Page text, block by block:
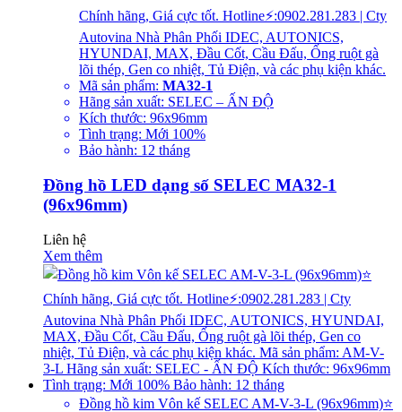
Chính hãng, Giá cực tốt. Hotline⚡:0902.281.283 | Cty
Autovina Nhà Phân Phối IDEC, AUTONICS,
HYUNDAI, MAX, Đầu Cốt, Cầu Đấu, Ống ruột gà
lõi thép, Gen co nhiệt, Tủ Điện, và các phụ kiện khác.
Mã sản phẩm: MA32-1
Hãng sản xuất: SELEC – ẤN ĐỘ
Kích thước: 96x96mm
Tình trạng: Mới 100%
Bảo hành: 12 tháng
Đồng hồ LED dạng số SELEC MA32-1
(96x96mm)
Liên hệ
Xem thêm
Đồng hồ kim Vôn kế SELEC AM-V-3-L (96x96mm)⭐